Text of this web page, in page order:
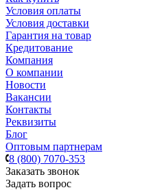
Условия оплаты
Условия доставки
Гарантия на товар
Кредитование
Компания
О компании
Новости
Вакансии
Контакты
Реквизиты
Блог
Оптовым партнерам
8 (800) 7070-353
Заказать звонок
Задать вопрос